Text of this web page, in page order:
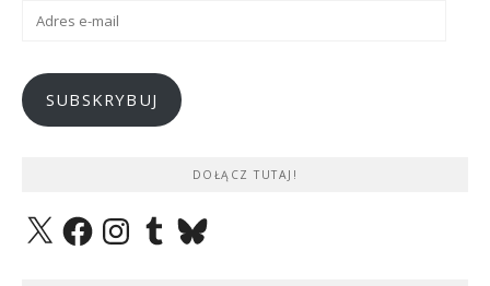
Adres
SUBSKRYBUJ
DOŁĄCZ TUTAJ!
X FacebookInstagramTumblrBluesky